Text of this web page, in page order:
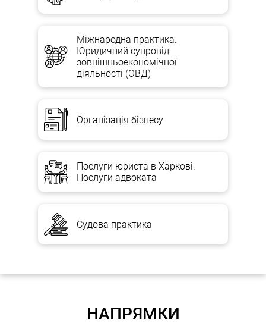
Міжнародна практика.
Юридичний супровід
зовнішньоекономічної
діяльності (ОВД)
Організація бізнесу
Послуги юриста в Харкові.
Послуги адвоката
Судова практика
НАПРЯМКИ